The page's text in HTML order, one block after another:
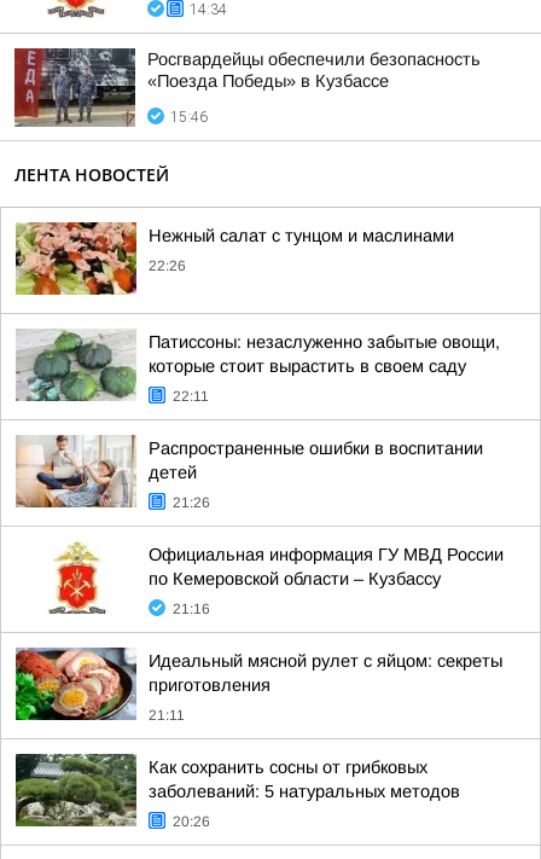
14:34
Росгвардейцы обеспечили безопасность
«Поезда Победы» в Кузбассе
15:46
ЛЕНТА НОВОСТЕЙ
Нежный салат с тунцом и маслинами
22:26
Патиссоны: незаслуженно забытые овощи,
которые стоит вырастить в своем саду
22:11
Распространенные ошибки в воспитании
детей
21:26
Официальная информация ГУ МВД России
по Кемеровской области – Кузбассу
21:16
Идеальный мясной рулет с яйцом: секреты
приготовления
21:11
Как сохранить сосны от грибковых
заболеваний: 5 натуральных методов
20:26